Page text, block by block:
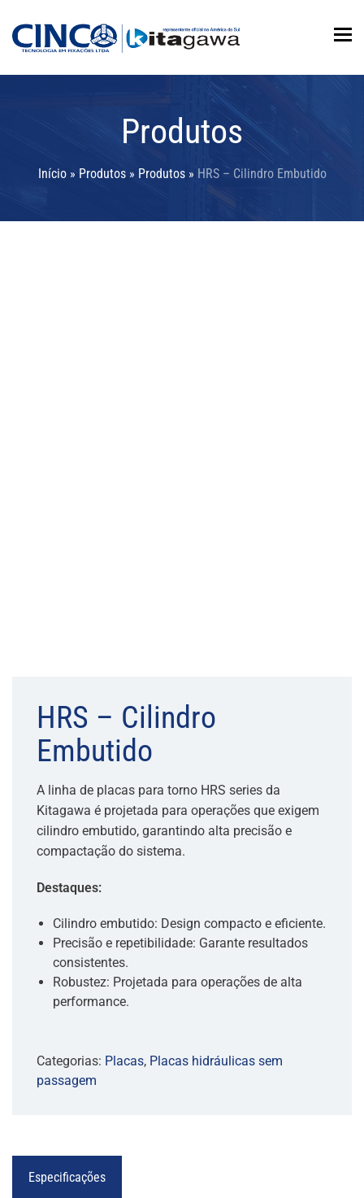
Produtos
Início» Produtos» Produtos» HRS – Cilindro Embutido
HRS – Cilindro
Embutido
A linha de placas para torno HRS series da
Kitagawa é projetada para operações que exigem
cilindro embutido, garantindo alta precisão e
compactação do sistema.
Destaques:
Cilindro embutido: Design compacto e eficiente.
Precisão e repetibilidade: Garante resultados
consistentes.
Robustez: Projetada para operações de alta
performance.
Categorias: Placas, Placas hidráulicas sem
passagem
Especificações